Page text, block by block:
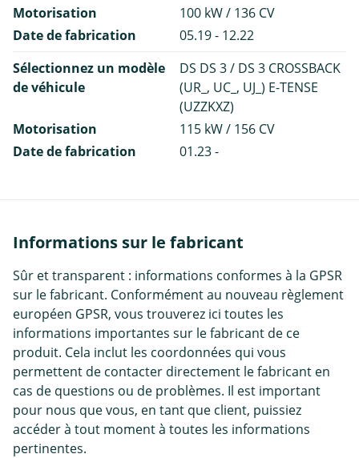
Motorisation
100 kW / 136 CV
Date de fabrication
05.19 - 12.22
Sélectionnez un modèle
de véhicule
DS DS 3 / DS 3 CROSSBACK
(UR_, UC_, UJ_) E-TENSE
(UZZKXZ)
Motorisation
115 kW / 156 CV
Date de fabrication
01.23 -
Informations sur le fabricant
Sûr et transparent : informations conformes à la GPSR
sur le fabricant. Conformément au nouveau règlement
européen GPSR, vous trouverez ici toutes les
informations importantes sur le fabricant de ce
produit. Cela inclut les coordonnées qui vous
permettent de contacter directement le fabricant en
cas de questions ou de problèmes. Il est important
pour nous que vous, en tant que client, puissiez
accéder à tout moment à toutes les informations
pertinentes.